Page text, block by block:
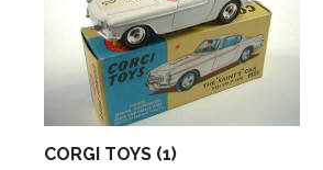
CORGI TOYS (1)